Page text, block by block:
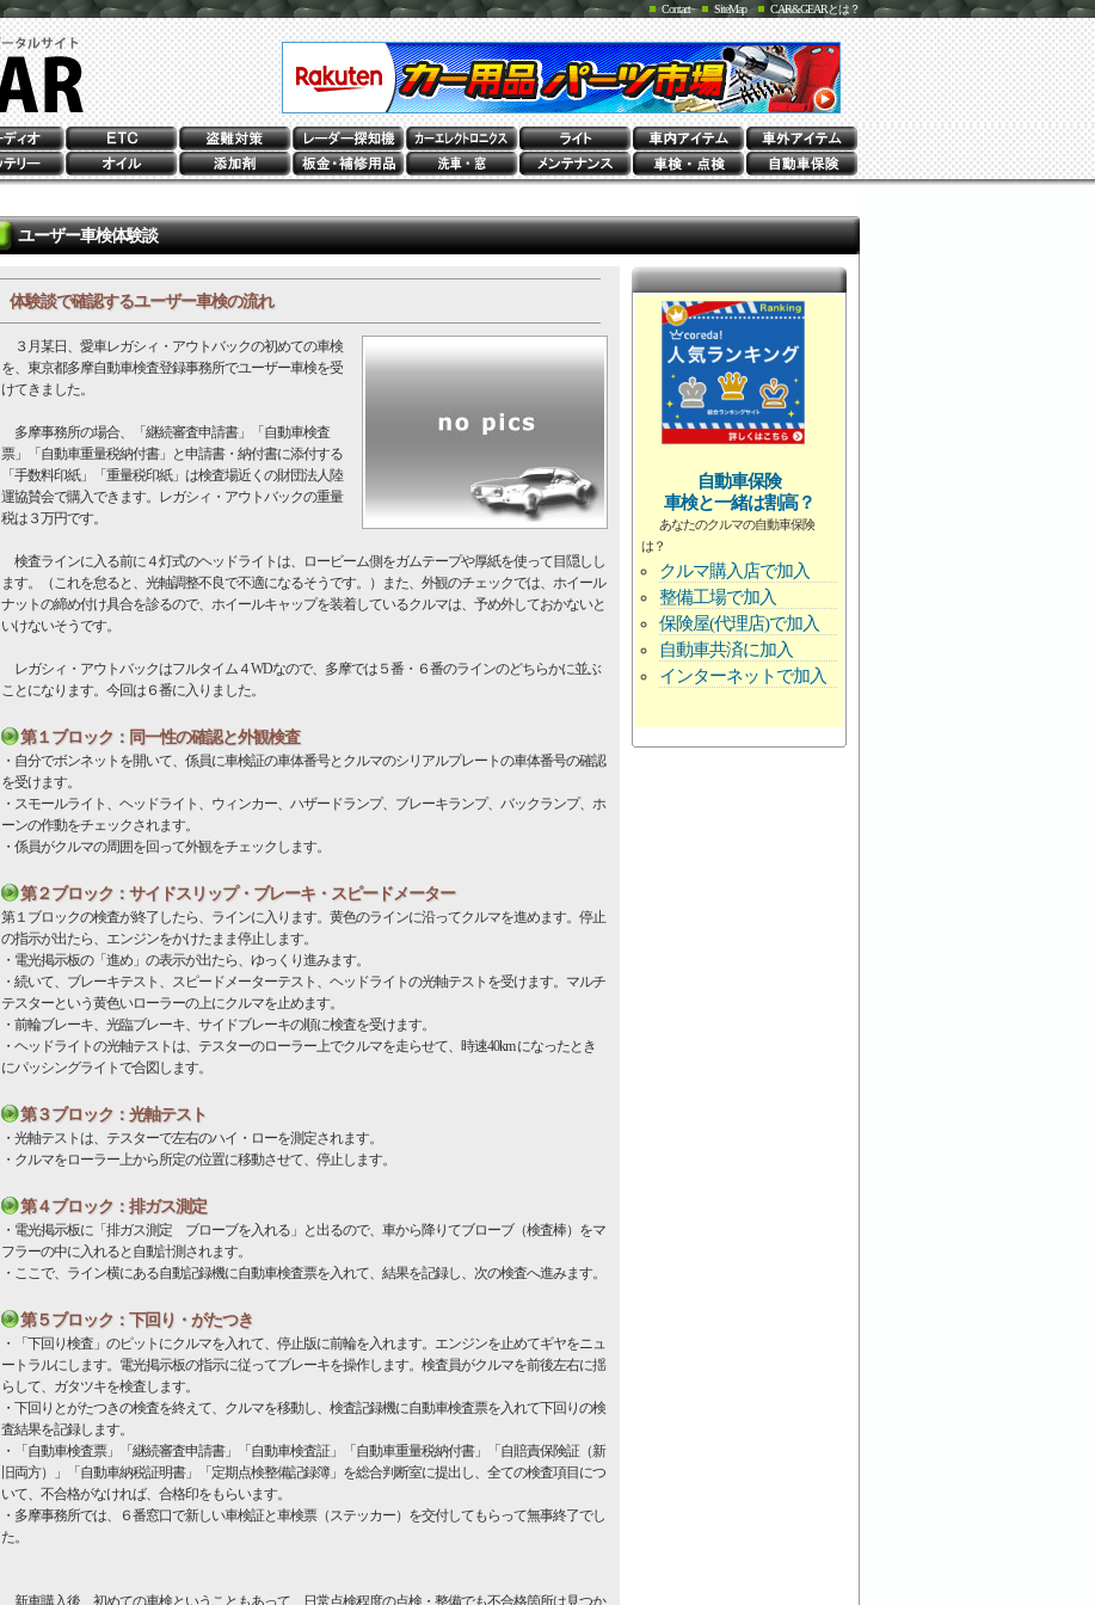
CAR&GEARとは？
SiteMap
Contact
ユーザー車検体験談
体験談で確認するユーザー車検の流れ
３月某日、愛車レガシィ・アウトバックの初めての車検
を、東京都多摩自動車検査登録事務所でユーザー車検を受
けてきました。
多摩事務所の場合、「継続審査申請書」「自動車検査
票」「自動車重量税納付書」と申請書・納付書に添付する
「手数料印紙」「重量税印紙」は検査場近くの財団法人陸
運協賛会で購入できます。レガシィ・アウトバックの重量
税は３万円です。
検査ラインに入る前に４灯式のヘッドライトは、ロービーム側をガムテープや厚紙を使って目隠しし
ます。（これを怠ると、光軸調整不良で不適になるそうです。）また、外観のチェックでは、ホイール
ナットの締め付け具合を診るので、ホイールキャップを装着しているクルマは、予め外しておかないと
いけないそうです。
レガシィ・アウトバックはフルタイム４WDなので、多摩では５番・６番のラインのどちらかに並ぶ
ことになります。今回は６番に入りました。
第１ブロック：同一性の確認と外観検査
・自分でボンネットを開いて、係員に車検証の車体番号とクルマのシリアルプレートの車体番号の確認
を受けます。
・スモールライト、ヘッドライト、ウィンカー、ハザードランプ、ブレーキランプ、バックランプ、ホ
ーンの作動をチェックされます。
・係員がクルマの周囲を回って外観をチェックします。
第２ブロック：サイドスリップ・ブレーキ・スピードメーター
第１ブロックの検査が終了したら、ラインに入ります。黄色のラインに沿ってクルマを進めます。停止
の指示が出たら、エンジンをかけたまま停止します。
・電光掲示板の「進め」の表示が出たら、ゆっくり進みます。
・続いて、ブレーキテスト、スピードメーターテスト、ヘッドライトの光軸テストを受けます。マルチ
テスターという黄色いローラーの上にクルマを止めます。
・前輪ブレーキ、光臨ブレーキ、サイドブレーキの順に検査を受けます。
・ヘッドライトの光軸テストは、テスターのローラー上でクルマを走らせて、時速40km になったとき
にパッシングライトで合図します。
第３ブロック：光軸テスト
・光軸テストは、テスターで左右のハイ・ローを測定されます。
・クルマをローラー上から所定の位置に移動させて、停止します。
第４ブロック：排ガス測定
・電光掲示板に「排ガス測定 ブローブを入れる」と出るので、車から降りてブローブ（検査棒）をマ
フラーの中に入れると自動計測されます。
・ここで、ライン横にある自動記録機に自動車検査票を入れて、結果を記録し、次の検査へ進みます。
第５ブロック：下回り・がたつき
・「下回り検査」のピットにクルマを入れて、停止版に前輪を入れます。エンジンを止めてギヤをニュ
ートラルにします。電光掲示板の指示に従ってブレーキを操作します。検査員がクルマを前後左右に揺
らして、ガタツキを検査します。
・下回りとがたつきの検査を終えて、クルマを移動し、検査記録機に自動車検査票を入れて下回りの検
査結果を記録します。
・「自動車検査票」「継続審査申請書」「自動車検査証」「自動車重量税納付書」「自賠責保険証（新
旧両方）」「自動車納税証明書」「定期点検整備記録簿」を総合判断室に提出し、全ての検査項目につ
いて、不合格がなければ、合格印をもらいます。
・多摩事務所では、６番窓口で新しい車検証と車検票（ステッカー）を交付してもらって無事終了でし
た。
新車購入後、初めての車検ということもあって、日常点検程度の点検・整備でも不合格箇所は見つか
自動車保険
車検と一緒は割高？
あなたのクルマの自動車保険
は？
クルマ購入店で加入
整備工場で加入
保険屋(代理店)で加入
自動車共済に加入
インターネットで加入